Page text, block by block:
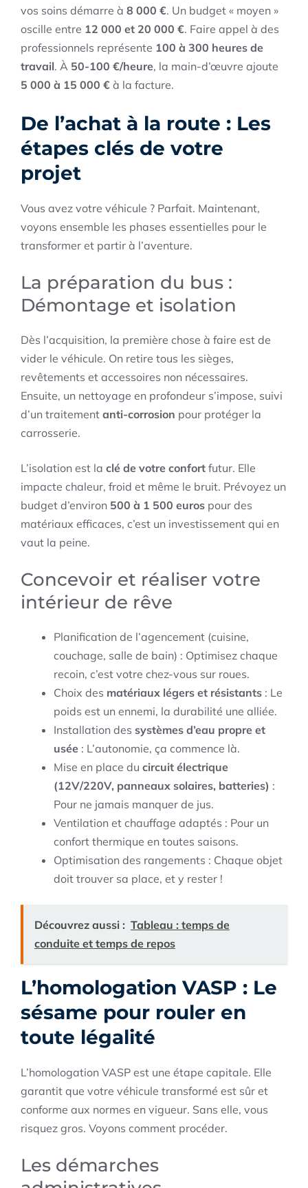
vos soins démarre à 8 000 €. Un budget « moyen »
oscille entre 12 000 et 20 000 €. Faire appel à des
professionnels représente 100 à 300 heures de
travail. À 50-100 €/heure, la main-d’œuvre ajoute
5 000 à 15 000 € à la facture.
De l’achat à la route : Les
étapes clés de votre
projet
Vous avez votre véhicule ? Parfait. Maintenant,
voyons ensemble les phases essentielles pour le
transformer et partir à l’aventure.
La préparation du bus :
Démontage et isolation
Dès l’acquisition, la première chose à faire est de
vider le véhicule. On retire tous les sièges,
revêtements et accessoires non nécessaires.
Ensuite, un nettoyage en profondeur s’impose, suivi
d’un traitement anti-corrosion pour protéger la
carrosserie.
L’isolation est la clé de votre confort futur. Elle
impacte chaleur, froid et même le bruit. Prévoyez un
budget d’environ 500 à 1 500 euros pour des
matériaux efficaces, c’est un investissement qui en
vaut la peine.
Concevoir et réaliser votre
intérieur de rêve
Planification de l’agencement (cuisine,
couchage, salle de bain) : Optimisez chaque
recoin, c’est votre chez-vous sur roues.
Choix des matériaux légers et résistants : Le
poids est un ennemi, la durabilité une alliée.
Installation des systèmes d’eau propre et
usée : L’autonomie, ça commence là.
Mise en place du circuit électrique
(12V/220V, panneaux solaires, batteries) :
Pour ne jamais manquer de jus.
Ventilation et chauffage adaptés : Pour un
confort thermique en toutes saisons.
Optimisation des rangements : Chaque objet
doit trouver sa place, et y rester !
Découvrez aussi : Tableau : temps de
conduite et temps de repos
L’homologation VASP : Le
sésame pour rouler en
toute légalité
L’homologation VASP est une étape capitale. Elle
garantit que votre véhicule transformé est sûr et
conforme aux normes en vigueur. Sans elle, vous
risquez gros. Voyons comment procéder.
Les démarches